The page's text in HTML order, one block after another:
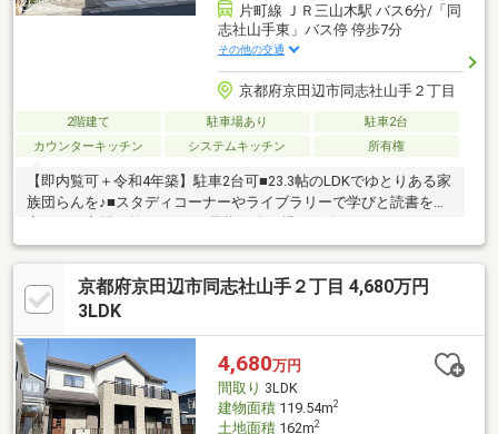
片町線 ＪＲ三山木駅 バス6分/「同
志社山手東」バス停 停歩7分
その他の交通
京都府京田辺市同志社山手２丁目
2階建て 駐車場あり
駐車2台
カウンターキッチン
システムキッチン 所有権
【即内覧可＋令和4年築】駐車2台可■23.3帖のLDKでゆとりある家
族団らんを♪■スタディコーナーやライブラリーで学びと読書を両
キ
京都府京田辺市同志社山手２丁目 4,680万円
3LDK
4,680万円
間取り 3LDK
建物面積119.54m2
土地面積162m2